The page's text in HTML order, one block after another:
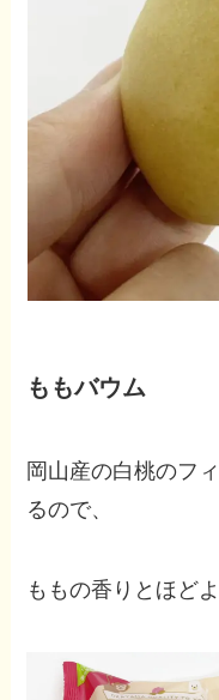
ももバウム
岡山産の白桃のフ
るので、
ももの香りとほど